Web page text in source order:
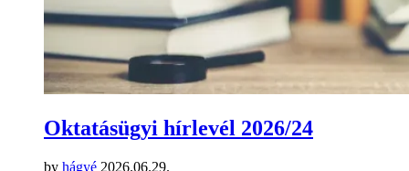
Oktatásügyi hírlevél 2026/24
by hágyé 2026.06.29.